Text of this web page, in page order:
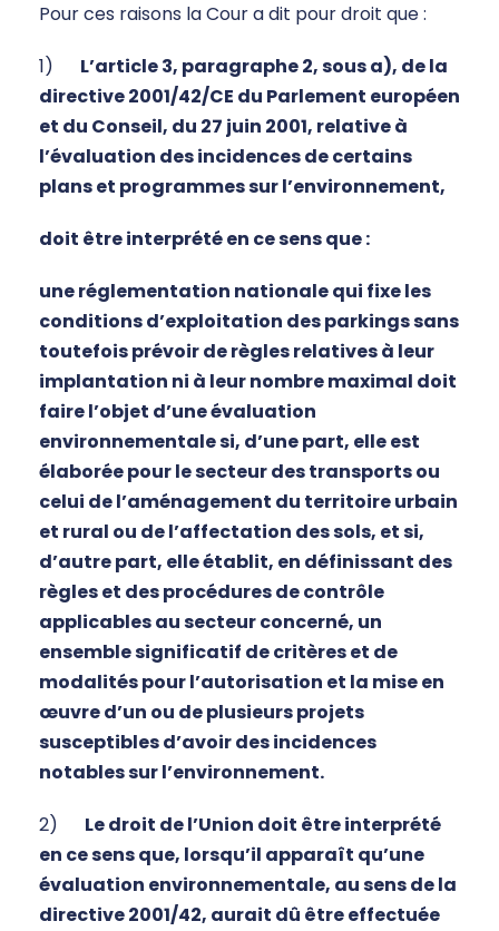
Pour ces raisons la Cour a dit pour droit que :
1) L’article 3, paragraphe 2, sous a), de la
directive 2001/42/CE du Parlement européen
et du Conseil, du 27 juin 2001, relative à
l’évaluation des incidences de certains
plans et programmes sur l’environnement,
doit être interprété en ce sens que :
une réglementation nationale qui fixe les
conditions d’exploitation des parkings sans
toutefois prévoir de règles relatives à leur
implantation ni à leur nombre maximal doit
faire l’objet d’une évaluation
environnementale si, d’une part, elle est
élaborée pour le secteur des transports ou
celui de l’aménagement du territoire urbain
et rural ou de l’affectation des sols, et si,
d’autre part, elle établit, en définissant des
règles et des procédures de contrôle
applicables au secteur concerné, un
ensemble significatif de critères et de
modalités pour l’autorisation et la mise en
œuvre d’un ou de plusieurs projets
susceptibles d’avoir des incidences
notables sur l’environnement.
2) Le droit de l’Union doit être interprété
en ce sens que, lorsqu’il apparaît qu’une
évaluation environnementale, au sens de la
directive 2001/42, aurait dû être effectuée